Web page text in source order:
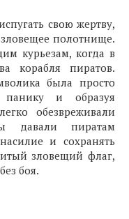
свою жертву,
полотнище.
курьезам, когда в
корабля пиратов.
была просто
панику и образуя
обезвреживали
давали пиратам
и сохранять
зловещий флаг,
боя.